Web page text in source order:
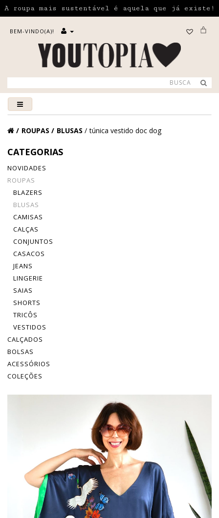
A roupa mais sustentável é aquela que já existe!
BEM-VINDO(A)!
ROUPAS BLUSAS túnica vestido doc dog
CATEGORIAS
NOVIDADES
ROUPAS
BLAZERS
BLUSAS
CAMISAS
CALÇAS
CONJUNTOS
CASACOS
JEANS
LINGERIE
SAIAS
SHORTS
TRICÔS
VESTIDOS
CALÇADOS
BOLSAS
ACESSÓRIOS
COLEÇÕES